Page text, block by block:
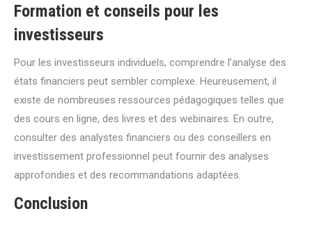
Formation et conseils pour les
investisseurs
Pour les investisseurs individuels, comprendre l’analyse des
états financiers peut sembler complexe. Heureusement, il
existe de nombreuses ressources pédagogiques telles que
des cours en ligne, des livres et des webinaires. En outre,
consulter des analystes financiers ou des conseillers en
investissement professionnel peut fournir des analyses
approfondies et des recommandations adaptées.
Conclusion